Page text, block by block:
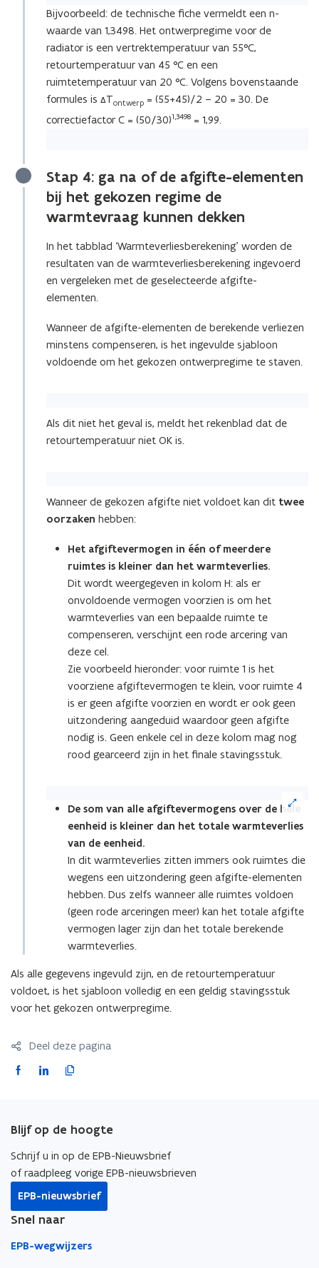
Bijvoorbeeld: de technische fiche vermeldt een n-
waarde van 1,3498. Het ontwerpregime voor de
radiator is een vertrektemperatuur van 55°C,
retourtemperatuur van 45 °C en een
ruimtetemperatuur van 20 °C. Volgens bovenstaande
formules is ΔTontwerp = (55+45)/2 – 20 = 30. De
correctiefactor C = (50/30)1,3498 = 1,99.
Stap 4: ga na of de afgifte-elementen
bij het gekozen regime de
warmtevraag kunnen dekken
In het tabblad ‘Warmteverliesberekening’ worden de
resultaten van de warmteverliesberekening ingevoerd
en vergeleken met de geselecteerde afgifte-
elementen.
Wanneer de afgifte-elementen de berekende verliezen
minstens compenseren, is het ingevulde sjabloon
voldoende om het gekozen ontwerpregime te staven.
Als dit niet het geval is, meldt het rekenblad dat de
retourtemperatuur niet OK is.
op
afbeelding
vergrote
weergave)
Wanneer de gekozen afgifte niet voldoet kan dit twee
oorzaken hebben:
Het afgiftevermogen in één of meerdere
ruimtes is kleiner dan het warmteverlies.
Dit wordt weergegeven in kolom H: als er
onvoldoende vermogen voorzien is om het
warmteverlies van een bepaalde ruimte te
compenseren, verschijnt een rode arcering van
deze cel.
Zie voorbeeld hieronder: voor ruimte 1 is het
voorziene afgiftevermogen te klein, voor ruimte 4
is er geen afgifte voorzien en wordt er ook geen
uitzondering aangeduid waardoor geen afgifte
nodig is. Geen enkele cel in deze kolom mag nog
rood gearceerd zijn in het finale stavingsstuk.
De som van alle afgiftevermogens over de hele
eenheid is kleiner dan het totale warmteverlies
van de eenheid.
In dit warmteverlies zitten immers ook ruimtes die
wegens een uitzondering geen afgifte-elementen
hebben. Dus zelfs wanneer alle ruimtes voldoen
(geen rode arceringen meer) kan het totale afgifte
vermogen lager zijn dan het totale berekende
warmteverlies.
Als alle gegevens ingevuld zijn, en de retourtemperatuur
voldoet, is het sjabloon volledig en een geldig stavingsstuk
voor het gekozen ontwerpregime.
Deel deze pagina
F
b
o
o
p
e
L
e
d
i
p
K
e
e
r
n
k
Blijf op de hoogte
Schrijf u in op de EPB-Nieuwsbrief
of raadpleeg vorige EPB-nieuwsbrieven
EPB-nieuwsbrief
Snel naar
EPB-wegwijzers